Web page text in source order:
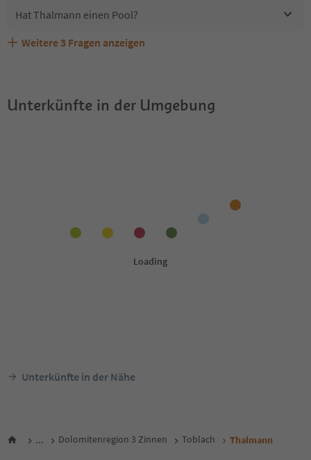
Hat Thalmann einen Pool?
Sind Haustiere in der Unterkunft Thalmann erlaubt?
Welche Services bietet Thalmann?
Erhalten die Gäste von Thalmann einen Südtirol
Weitere 3 Fragen anzeigen
Unterkünfte in der Umgebung
Unterkünfte in der Nähe
... Dolomitenregion 3 Zinnen Toblach Thalmann